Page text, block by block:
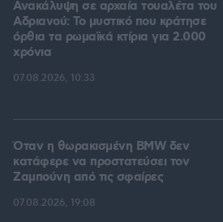
Ανακάλυψη σε αρχαία τουαλέτα του
Αδριανού: Το μυστικό που κράτησε
όρθια τα ρωμαϊκά κτίρια για 2.000
χρόνια
07.08.2026, 10:33
Όταν η θωρακισμένη BMW δεν
κατάφερε να προστατεύσει τον
Ζαμπούνη από τις σφαίρες
07.08.2026, 19:08